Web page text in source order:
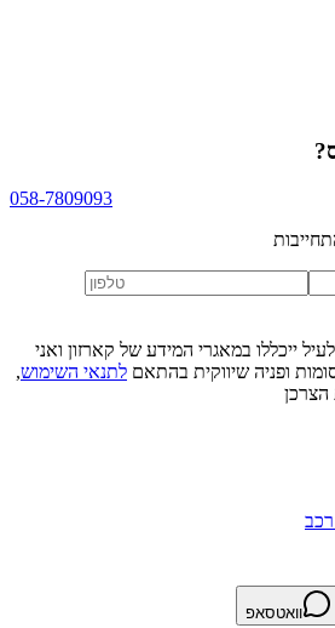
?
058-7809093
ייכללו במאגרי המידע של קארזון ואני
ופניה שיווקית בהתאם לתנאי השימוש,
הצרכן
וואטסאפ